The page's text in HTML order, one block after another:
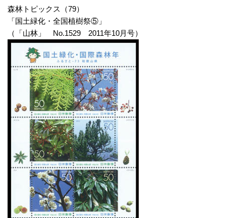
森林トピックス（79）
「国土緑化・全国植樹祭⑤」
（「山林」 No.1529 2011年10月号）